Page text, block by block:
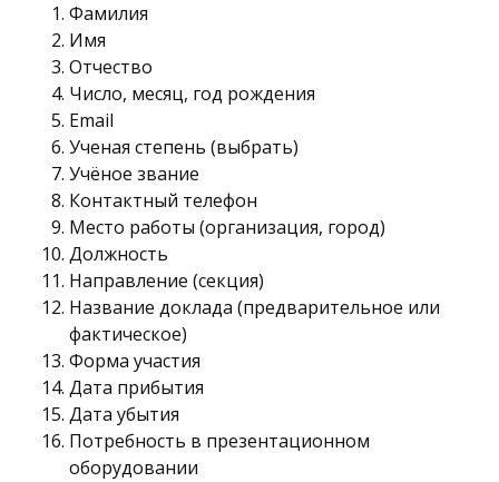
Фамилия
Имя
Отчество
Число, месяц, год рождения
Email
Ученая степень (выбрать)
Учёное звание
Контактный телефон
Место работы (организация, город)
Должность
Направление (секция)
Название доклада (предварительное или
фактическое)
Форма участия
Дата прибытия
Дата убытия
Потребность в презентационном
оборудовании